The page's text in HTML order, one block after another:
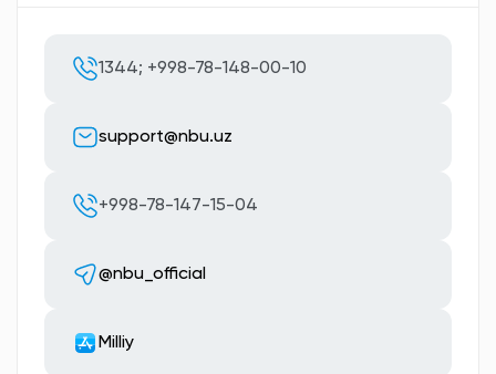
1344; +998-78-148-00-10
support@nbu.uz
+998-78-147-15-04
@nbu_official
Milliy